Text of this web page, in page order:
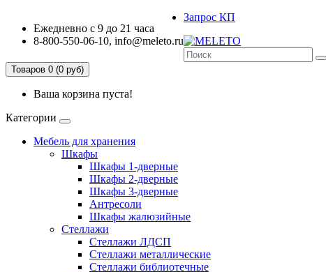
Ежедневно с 9 до 21 часа
8-800-550-06-10, info@meleto.ru
Запрос КП
Товаров 0 (0 pуб)
Ваша корзина пуста!
Категории
Мебель для хранения
Шкафы
Шкафы 1-дверные
Шкафы 2-дверные
Шкафы 3-дверные
Антресоли
Шкафы жалюзийные
Стеллажи
Стеллажи ЛДСП
Стеллажи металлические
Стеллажи библиотечные